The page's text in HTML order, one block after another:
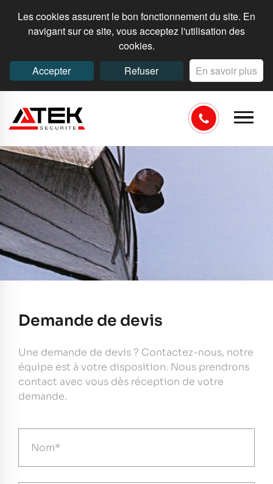
Les cookies assurent le bon fonctionnement du site. En
navigant sur ce site, vous acceptez l'utilisation des
cookies.
Accepter
Refuser En savoir plus
Demande de devis
Une demande de devis ? Contactez-nous, notre
équipe est à votre disposition. Nous prendrons
contact avec vous dès réception de votre
demande.